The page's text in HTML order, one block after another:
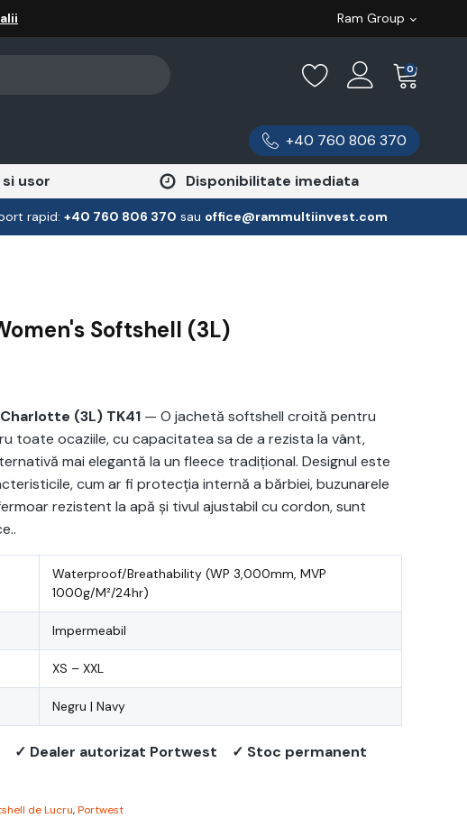
Ram Group
0
+40 760 806 370
usor Disponibilitate imediata
rapid: ‪+40 760 806 370 ‬ sau office@rammultiinvest.com
Softshell (3L)
(3L) TK41 — O jachetă softshell croită pentru
toate ocaziile, cu capacitatea sa de a rezista la vânt,
mai elegantă la un fleece tradițional. Designul este
cum ar fi protecția internă a bărbiei, buzunarele
rezistent la apă și tivul ajustabil cu cordon, sunt
Waterproof/Breathability (WP 3,000mm, MVP
1000g/M²/24hr)
Impermeabil
XS – XXL
Negru | Navy
✓ Dealer autorizat Portwest ✓ Stoc permanent
de Lucru,Portwest